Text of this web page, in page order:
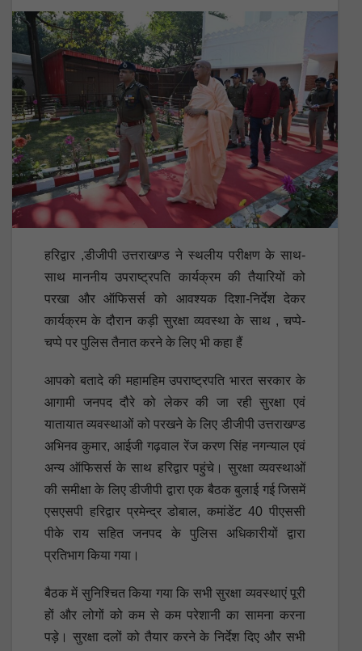
हरिद्वार ,डीजीपी उत्तराखण्ड ने स्थलीय परीक्षण के साथ-
साथ माननीय उपराष्ट्रपति कार्यक्रम की तैयारियों को
परखा और ऑफिसर्स को आवश्यक दिशा-निर्देश देकर
कार्यक्रम के दौरान कड़ी सुरक्षा व्यवस्था के साथ , चप्पे-
चप्पे पर पुलिस तैनात करने के लिए भी कहा हैं
आपको बतादे की महामहिम उपराष्ट्रपति भारत सरकार के
आगामी जनपद दौरे को लेकर की जा रही सुरक्षा एवं
यातायात व्यवस्थाओं को परखने के लिए डीजीपी उत्तराखण्ड
अभिनव कुमार, आईजी गढ़वाल रेंज करण सिंह नगन्याल एवं
अन्य ऑफिसर्स के साथ हरिद्वार पहुंचे। सुरक्षा व्यवस्थाओं
की समीक्षा के लिए डीजीपी द्वारा एक बैठक बुलाई गई जिसमें
एसएसपी हरिद्वार प्रमेन्द्र डोबाल, कमांडेंट 40 पीएससी
पीके राय सहित जनपद के पुलिस अधिकारीयों द्वारा
प्रतिभाग किया गया।
बैठक में सुनिश्चित किया गया कि सभी सुरक्षा व्यवस्थाएं पूरी
हों और लोगों को कम से कम परेशानी का सामना करना
पड़े। सुरक्षा दलों को तैयार करने के निर्देश दिए और सभी